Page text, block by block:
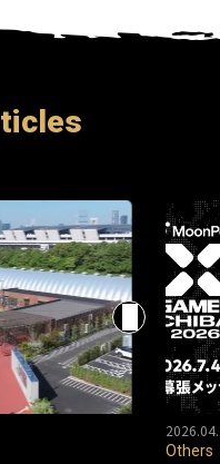
Others